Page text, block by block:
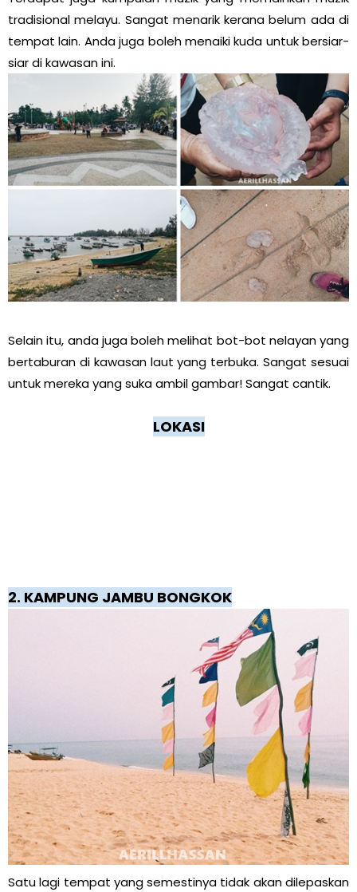
tradisional melayu. Sangat menarik kerana belum ada di
tempat lain. Anda juga boleh menaiki kuda untuk bersiar-
siar di kawasan ini.
Selain itu, anda juga boleh melihat bot-bot nelayan yang
bertaburan di kawasan laut yang terbuka. Sangat sesuai
untuk mereka yang suka ambil gambar! Sangat cantik.
LOKASI
2. KAMPUNG JAMBU BONGKOK
Satu lagi tempat yang semestinya tidak akan dilepaskan